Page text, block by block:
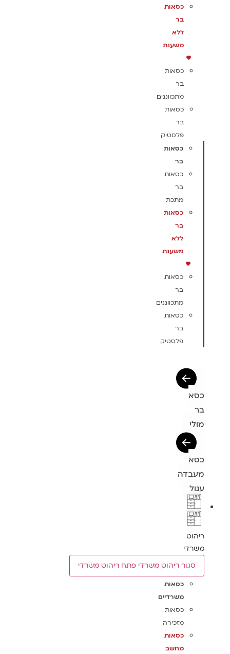
כסאות
בר
ללא
משענת
כסאות
בר
מתכווננים
כסאות
בר
פלסטיק
כסאות
בר
כסאות
בר
מתכת
כסאות
בר
ללא
משענת
כסאות
בר
מתכווננים
כסאות
בר
פלסטיק
כסא
בר
מולי
כסא
מעבדה
עגול
ריהוט
משרדי
סגור ריהוט משרדי פתח ריהוט משרדי
כסאות
משרדיים
כסאות
מזכירה
כסאות
מחשב